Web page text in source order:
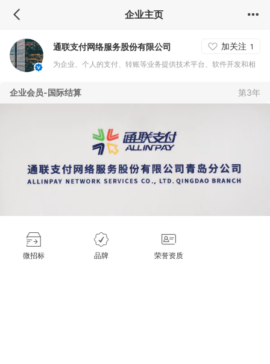
企业主页
通联支付网络服务股份有限公司 加关注 1
为企业、个人的支付、转账等业务提供技术平台、软件开发和相
集成、安装、调试和管理，数据处理及相关技术业务处理服务，
备，电子产品批发，金融自动化运营管理维护服务及技术咨询服
务。(依法须经批准的项目，经相关部门批准后方可开展经营活
动)。
企业会员-国际结算 第3年
微招标 品牌 荣誉资质